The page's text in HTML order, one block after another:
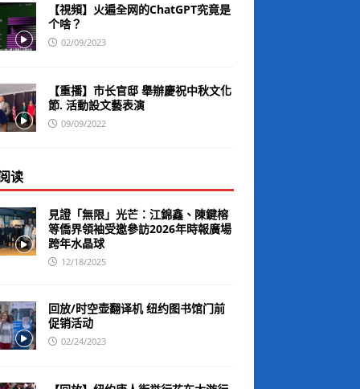
【視頻】火遍全网的ChatGPT究竟是
个啥？
02/09/2023
【重播】市长官邸 舉辦慶祝中秋文化
節. 活動設文藝表演
09/09/2022
读
見證「無限」光芒：江錦鑫、陳鍵榕
等僑界領袖受邀參訪2026年時報廣場
跨年水晶球
12/18/2025
回放/时空壶翻译机 纽约图书馆门前
促销活动
02/24/2023